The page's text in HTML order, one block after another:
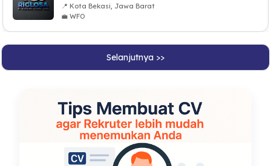
📍 Kota Bekasi, Jawa Barat
💼 WFO
Selanjutnya >>